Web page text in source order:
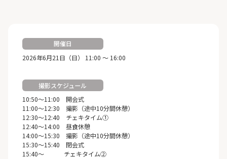
開催日
2026年6月21日（日） 11:00 ～ 16:00
撮影スケジュール
10:50～11:00 開会式
11:00～12:30 撮影（途中10分間休憩）
12:30～12:40 チェキタイム①
12:40～14:00 昼食休憩
14:00～15:30 撮影（途中10分間休憩）
15:30～15:40 閉会式
15:40～ チェキタイム②